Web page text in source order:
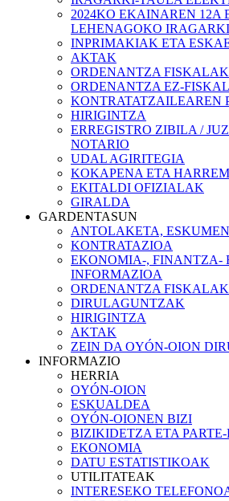
2024KO EKAINAREN 12A
LEHENAGOKO
INPRIMAKIAK ETA
AKTAK
ORDENANTZA FISKALAK
ORDENANTZA EZ-
KONTRATATZAILEAREN
HIRIGINTZA
ERREGISTRO ZIBILA /
NOTARIO
UDAL AGIRITEGIA
KOKAPENA ETA
EKITALDI OFIZIALAK
GIRALDA
GARDENTASUN
ANTOLAKETA,
KONTRATAZIOA
EKONOMIA-, FINANTZA-
INFORMAZIOA
ORDENANTZA
DIRULAGUNTZAK
HIRIGINTZA
AKTAK
ZEIN DA OYÓN-OION
INFORMAZIO
HERRIA
OYÓN-OION
ESKUALDEA
OYÓN-OIONEN BIZI
BIZIKIDETZA ETA
EKONOMIA
DATU ESTATISTIKOAK
UTILITATEAK
INTERESEKO